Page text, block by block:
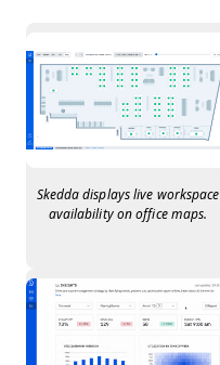
Skedda displays live workspace
availability on office maps.